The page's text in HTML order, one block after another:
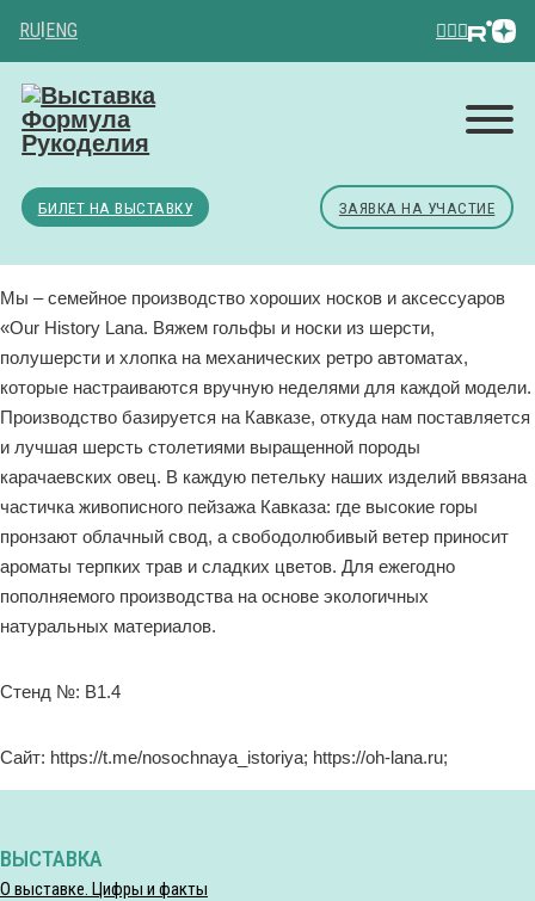
RU ENG
БИЛЕТ НА ВЫСТАВКУ ЗАЯВКА НА УЧАСТИЕ
Мы – семейное производство хороших носков и аксессуаров
«Our History Lana. Вяжем гольфы и носки из шерсти,
полушерсти и хлопка на механических ретро автоматах,
которые настраиваются вручную неделями для каждой модели.
Производство базируется на Кавказе, откуда нам поставляется
и лучшая шерсть столетиями выращенной породы
карачаевских овец. В каждую петельку наших изделий ввязана
частичка живописного пейзажа Кавказа: где высокие горы
пронзают облачный свод, а свободолюбивый ветер приносит
ароматы терпких трав и сладких цветов. Для ежегодно
пополняемого производства на основе экологичных
натуральных материалов.
Стенд №: B1.4
Сайт: https://t.me/nosochnaya_istoriya; https://oh-lana.ru;
ВЫСТАВКА
О выставке. Цифры и факты